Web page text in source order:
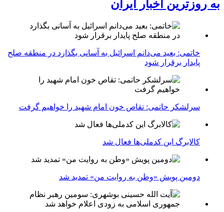
به روزترین اخبار ایران
خاتمی: بعید می‌دانم اسرائیل به آسانی بگذارد در منطقه صلح
پایدار برقرار شود
سرلشکر حاتمی: تقاص خون امام شهید را خواهیم گرفت
کالابرگ این کدملی‌ها فعال شد
دومین پویش «وطن به روایت من» تمدید شد